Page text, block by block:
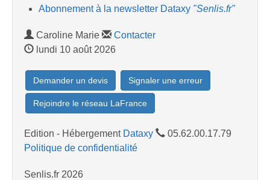
Abonnement à la newsletter Dataxy "Senlis.fr"
Caroline Marie
Contacter
lundi 10 août 2026
Demander un devis Signaler une erreur
Rejoindre le réseau LaFrance
Edition - Hébergement Dataxy
05.62.00.17.79
Politique de confidentialité
Senlis.fr 2026